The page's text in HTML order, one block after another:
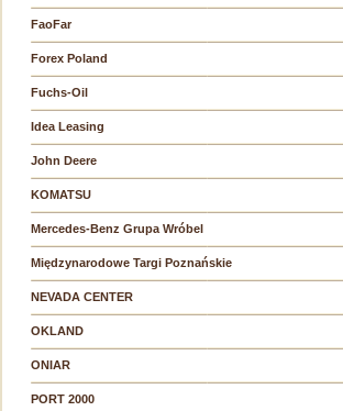
FaoFar
Forex Poland
Fuchs-Oil
Idea Leasing
John Deere
KOMATSU
Mercedes-Benz Grupa Wróbel
Międzynarodowe Targi Poznańskie
NEVADA CENTER
OKLAND
ONIAR
PORT 2000